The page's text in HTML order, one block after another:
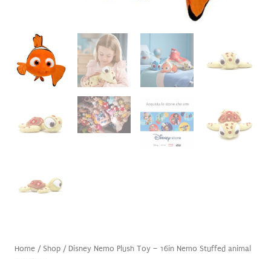
Home/ Shop/ Disney Nemo Plush Toy – 16in Nemo Stuffed animal